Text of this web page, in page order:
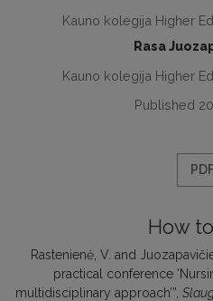
Kauno kolegija Higher
Rasa
Kauno kolegija Higher
Published
How
Rastenienė, V. and
practical conference
multidisciplinary approach’”,